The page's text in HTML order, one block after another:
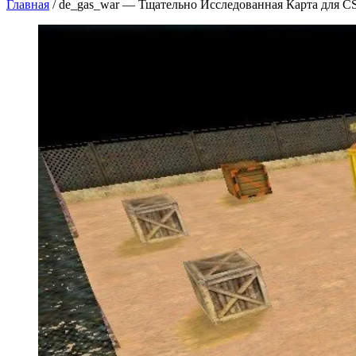
Главная / de_gas_war — Тщательно Исследованная Карта для